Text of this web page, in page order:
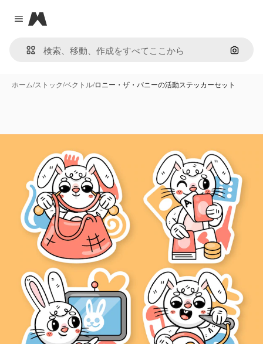
Close menu
Magnific
画像で
ホーム/ストック/ベクトル/ロニー・ザ・バニーの活動ステッカーセット